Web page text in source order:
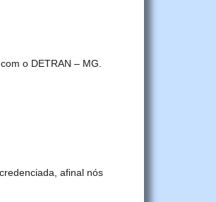
o DETRAN – MG.
afinal nós